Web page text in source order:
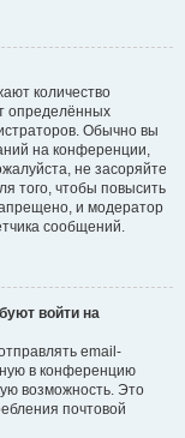
количество
определённых
Обычно вы
на конференции,
не засоряйте
того, чтобы повысить
и модератор
сообщений.
войти на
email-
в конференцию
возможность. Это
почтовой